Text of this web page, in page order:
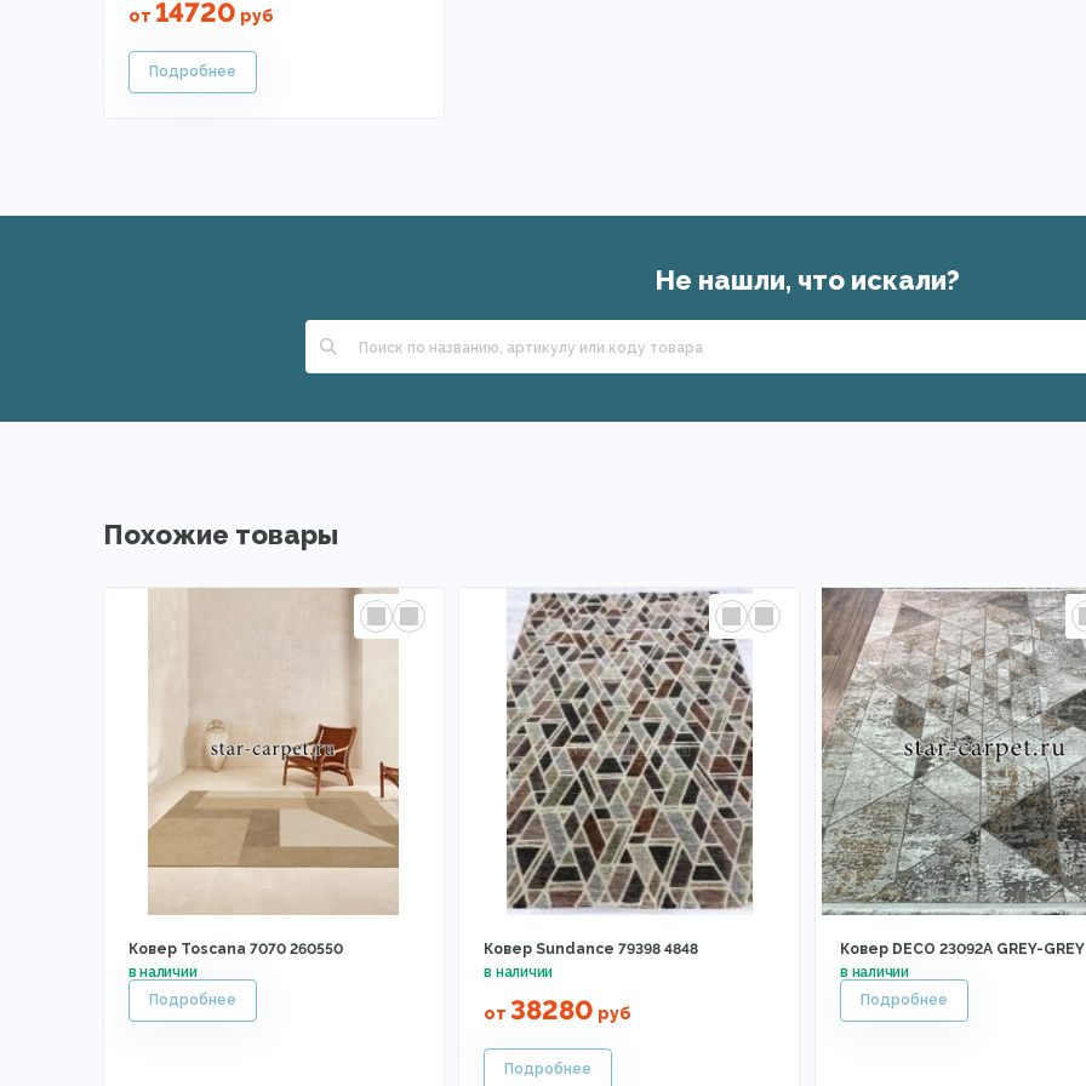
от 14720 руб
Не нашли, что искали?
Похожие товары
Ковер Toscana 7070 260550 Ковер Sundance 79398 4848
от38280 руб
Ковер DECO 23092A GREY-GREY